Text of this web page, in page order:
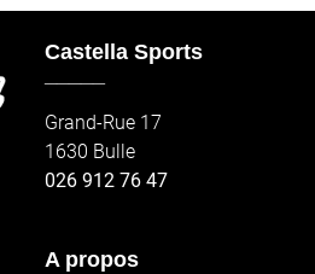
Castella Sports
Grand-Rue 17
1630 Bulle
026 912 76 47
A propos